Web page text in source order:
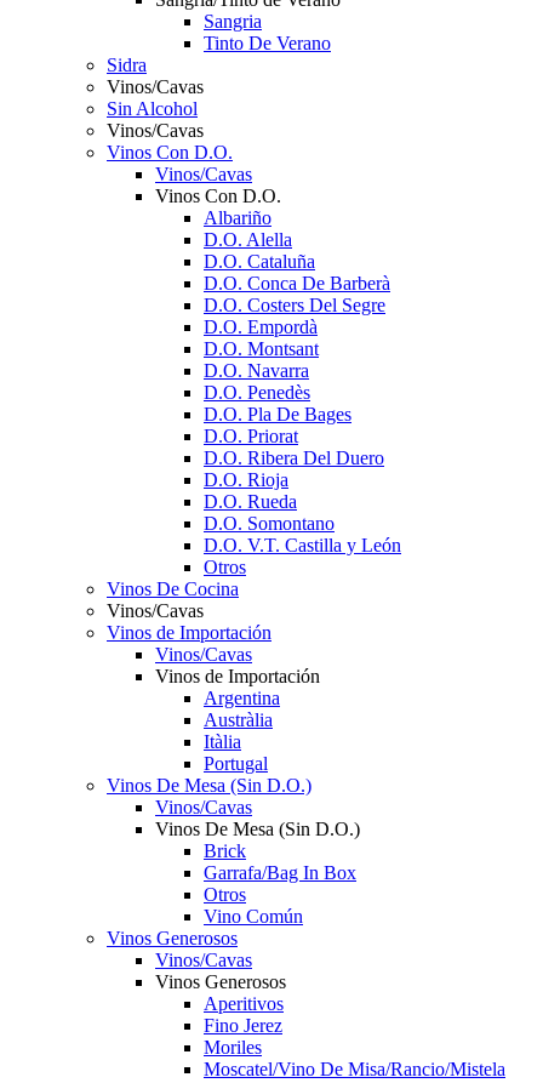
Sangria
Tinto De Verano
Sidra
Vinos/Cavas
Sin Alcohol
Vinos/Cavas
Vinos Con D.O.
Vinos/Cavas
Vinos Con D.O.
Albariño
D.O. Alella
D.O. Cataluña
D.O. Conca De Barberà
D.O. Costers Del Segre
D.O. Empordà
D.O. Montsant
D.O. Navarra
D.O. Penedès
D.O. Pla De Bages
D.O. Priorat
D.O. Ribera Del Duero
D.O. Rioja
D.O. Rueda
D.O. Somontano
D.O. V.T. Castilla y León
Otros
Vinos De Cocina
Vinos/Cavas
Vinos de Importación
Vinos/Cavas
Vinos de Importación
Argentina
Austràlia
Itàlia
Portugal
Vinos De Mesa (Sin D.O.)
Vinos/Cavas
Vinos De Mesa (Sin D.O.)
Brick
Garrafa/Bag In Box
Otros
Vino Común
Vinos Generosos
Vinos/Cavas
Vinos Generosos
Aperitivos
Fino Jerez
Moriles
Moscatel/Vino De Misa/Rancio/Mistela